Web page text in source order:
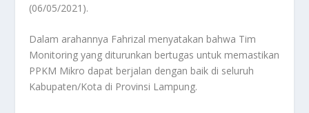
(06/05/2021).
Dalam arahannya Fahrizal menyatakan bahwa Tim
Monitoring yang diturunkan bertugas untuk memastikan
PPKM Mikro dapat berjalan dengan baik di seluruh
Kabupaten/Kota di Provinsi Lampung.